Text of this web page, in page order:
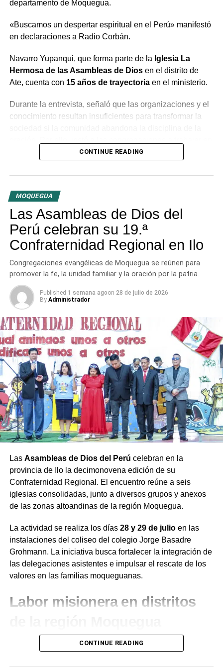
departamento de Moquegua.
«Buscamos un despertar espiritual en el Perú» manifestó
en declaraciones a Radio Corbán.
Navarro Yupanqui, que forma parte de la Iglesia La
Hermosa de las Asambleas de Diosen el distrito de
Ate, cuenta con 15 años de trayectoriaen el ministerio.
Durante la entrevista, señaló que las organizaciones y el
conocimiento resultan insuficientes para transformar la
conjunto bajo la guía del Espíritu Santo para generar un
las distintas congregaciones para impulsar la fe en las
tres provincias del departamento.
CONTINUE READING
MOQUEGUA
Las Asambleas de Dios del
Perú celebran su 19.ª
Confraternidad Regional en Ilo
Congregaciones evangélicas de Moquegua se reúnen para
promover la fe, la unidad familiar y la oración por la patria.
Published 1 semana agoon 28 de julio de 2026
By Administrador
Las Asambleas de Dios del Perú celebran en la
provincia de Ilo la decimonovena edición de su
Confraternidad Regional. El encuentro reúne a seis
iglesias consolidadas, junto a diversos grupos y anexos
de las zonas altoandinas de la región Moquegua.
La actividad se realiza los días 28 y 29 de julioen las
instalaciones del coliseo del colegio Jorge Basadre
Grohmann. La iniciativa busca fortalecer la integración de
las delegaciones asistentes e impulsar el rescate de los
valores en las familias moqueguanas.
Labor misionera en distritos
Durante el desarrollo de la jornada, el presidente de la
institución en la región Moquegua,Juan de Dios
Ramírez, destacó la labor de evangelización que
CONTINUE READING